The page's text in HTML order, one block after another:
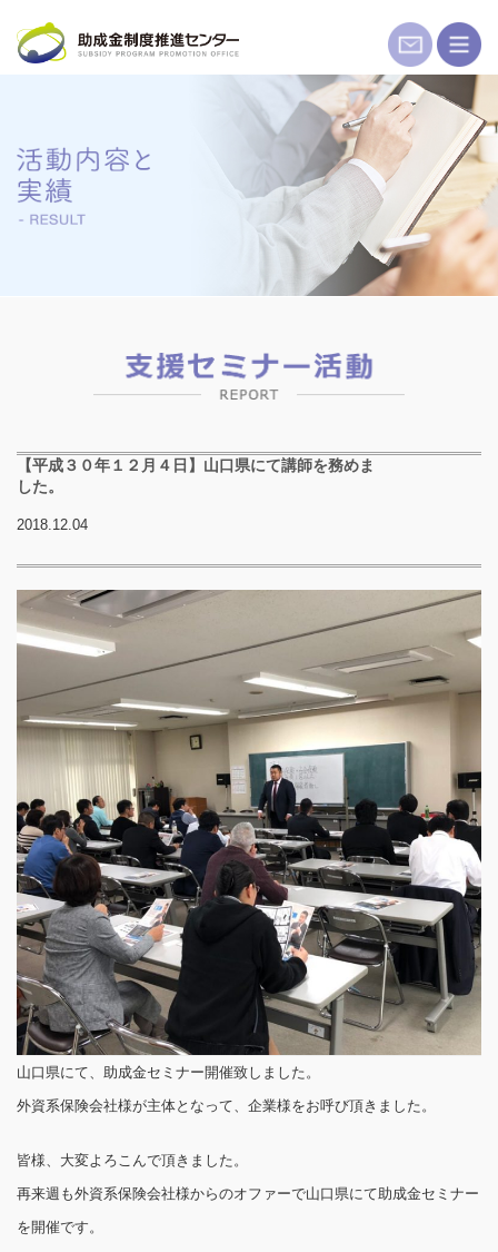
【平成３０年１２月４日】山口県にて講師を務めま
した。
2018.12.04
山口県にて、助成金セミナー開催致しました。
外資系保険会社様が主体となって、企業様をお呼び頂きました。
皆様、大変よろこんで頂きました。
再来週も外資系保険会社様からのオファーで山口県にて助成金セミナー
を開催です。